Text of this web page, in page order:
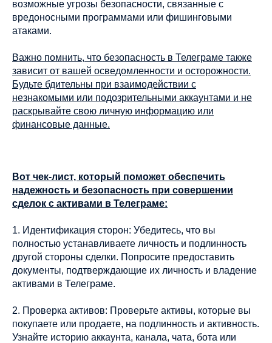
возможные угрозы безопасности, связанные с
вредоносными программами или фишинговыми
атаками.
Важно помнить, что безопасность в Телеграме также
зависит от вашей осведомленности и осторожности.
Будьте бдительны при взаимодействии с
незнакомыми или подозрительными аккаунтами и не
раскрывайте свою личную информацию или
финансовые данные.
Вот чек-лист, который поможет обеспечить
надежность и безопасность при совершении
сделок с активами в Телеграме:
1. Идентификация сторон: Убедитесь, что вы
полностью устанавливаете личность и подлинность
другой стороны сделки. Попросите предоставить
документы, подтверждающие их личность и владение
активами в Телеграме.
2. Проверка активов: Проверьте активы, которые вы
покупаете или продаете, на подлинность и активность.
Узнайте историю аккаунта, канала, чата, бота или